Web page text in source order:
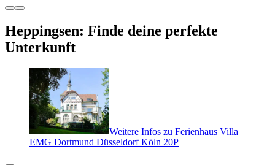
Heppingsen: Finde deine perfekte
Unterkunft
Weitere Infos zu Ferienhaus Villa
EMG Dortmund Düsseldorf Köln 20P